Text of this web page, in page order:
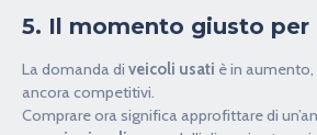
5. Il momento giusto per
La domanda di veicoli usati è in
ancora competitivi.
Comprare ora significa approfittare di